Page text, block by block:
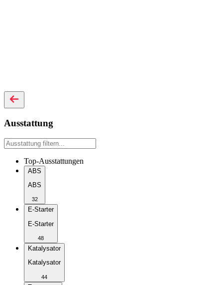
Ausstattung
Top-Ausstattungen
ABS
ABS
32
E-Starter
E-Starter
48
Katalysator
Katalysator
44